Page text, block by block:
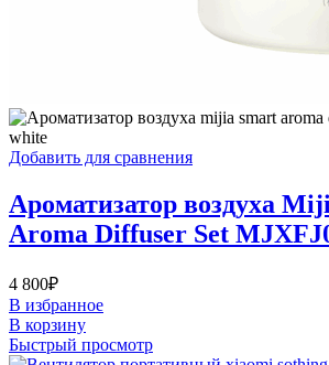
Добавить для сравнения
Ароматизатор воздуха
Aroma Diffuser Set
4 800₽
В избранное
В корзину
Быстрый просмотр